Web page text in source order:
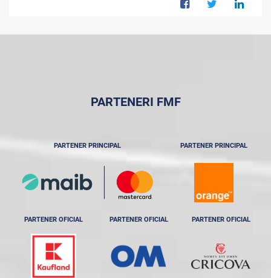
PARTENERI FMF
PARTENER PRINCIPAL PARTENER PRINCIPAL
PARTENER OFICIAL PARTENER OFICIAL PARTENER OFICIAL